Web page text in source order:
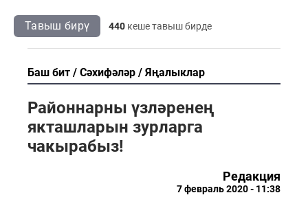
Тавыш бирү 440 кеше тавыш бирде
Баш бит Сәхифәләр Яңалыклар
Районнарны үзләренең
якташларын зурларга
чакырабыз!
Редакция
7 февраль 2020 - 11:38